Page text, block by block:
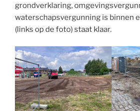
grondverklaring,
waterschapsvergunning is binnen
(links op de foto) staat klaar.